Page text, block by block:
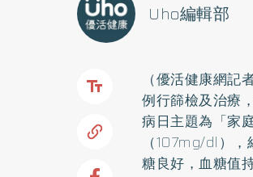
Uho編輯部
（優活健康網記
例行篩檢及治療
病日主題為「家
（107mg/dl）
糖良好，血糖值